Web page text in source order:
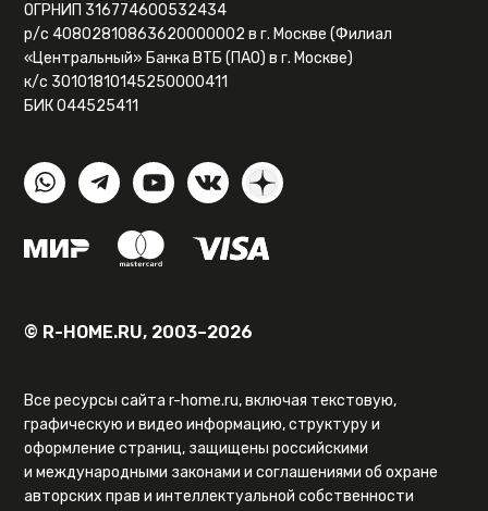
ОГРНИП 316774600532434
р/с 40802810863620000002 в г. Москве (Филиал
«Центральный» Банка ВТБ (ПАО) в г. Москве)
к/с 30101810145250000411
БИК 044525411
© R-HOME.RU, 2003–2026
Все ресурсы сайта r-home.ru, включая текстовую,
графическую и видео информацию, структуру и
оформление страниц, защищены российскими
и международными законами и соглашениями об охране
авторских прав и интеллектуальной собственности